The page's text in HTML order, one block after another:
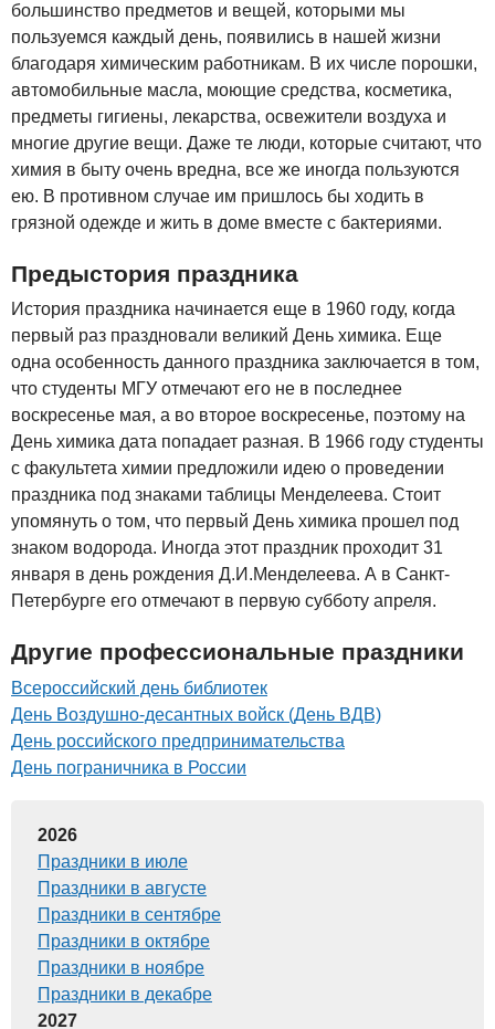
большинство предметов и вещей, которыми мы
пользуемся каждый день, появились в нашей жизни
благодаря химическим работникам. В их числе порошки,
автомобильные масла, моющие средства, косметика,
предметы гигиены, лекарства, освежители воздуха и
многие другие вещи. Даже те люди, которые считают, что
химия в быту очень вредна, все же иногда пользуются
ею. В противном случае им пришлось бы ходить в
грязной одежде и жить в доме вместе с бактериями.
Предыстория праздника
История праздника начинается еще в 1960 году, когда
первый раз праздновали великий День химика. Еще
одна особенность данного праздника заключается в том,
что студенты МГУ отмечают его не в последнее
воскресенье мая, а во второе воскресенье, поэтому на
День химика дата попадает разная. В 1966 году студенты
с факультета химии предложили идею о проведении
праздника под знаками таблицы Менделеева. Стоит
упомянуть о том, что первый День химика прошел под
знаком водорода. Иногда этот праздник проходит 31
января в день рождения Д.И.Менделеева. А в Санкт-
Петербурге его отмечают в первую субботу апреля.
Другие профессиональные праздники
Всероссийский день библиотек
День Воздушно-десантных войск (День ВДВ)
День российского предпринимательства
День пограничника в России
2026
Праздники в июле
Праздники в августе
Праздники в сентябре
Праздники в октябре
Праздники в ноябре
Праздники в декабре
2027